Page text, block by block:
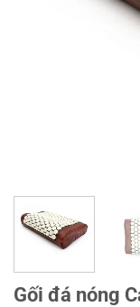
Gối đá nóng